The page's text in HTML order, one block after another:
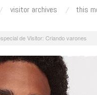
visitor archives this
de Visitor: Criando varones